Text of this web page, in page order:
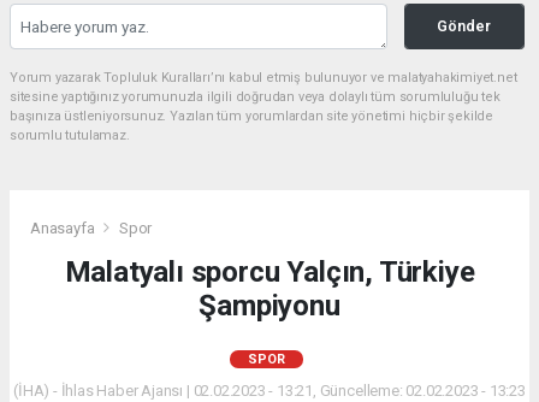
Gönder
Yorum yazarak Topluluk Kuralları’nı kabul etmiş bulunuyor ve malatyahakimiyet.net
sitesine yaptığınız yorumunuzla ilgili doğrudan veya dolaylı tüm sorumluluğu tek
başınıza üstleniyorsunuz. Yazılan tüm yorumlardan site yönetimi hiçbir şekilde
sorumlu tutulamaz.
Anasayfa Spor
Malatyalı sporcu Yalçın, Türkiye
Şampiyonu
SPOR
(İHA) - İhlas Haber Ajansı | 02.02.2023 - 13:21, Güncelleme: 02.02.2023 - 13:23